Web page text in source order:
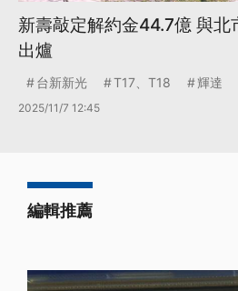
新壽敲定解約金44.7億 與北
出爐
台新新光 T17、T18 輝達
2025/11/7 12:45
編輯推薦